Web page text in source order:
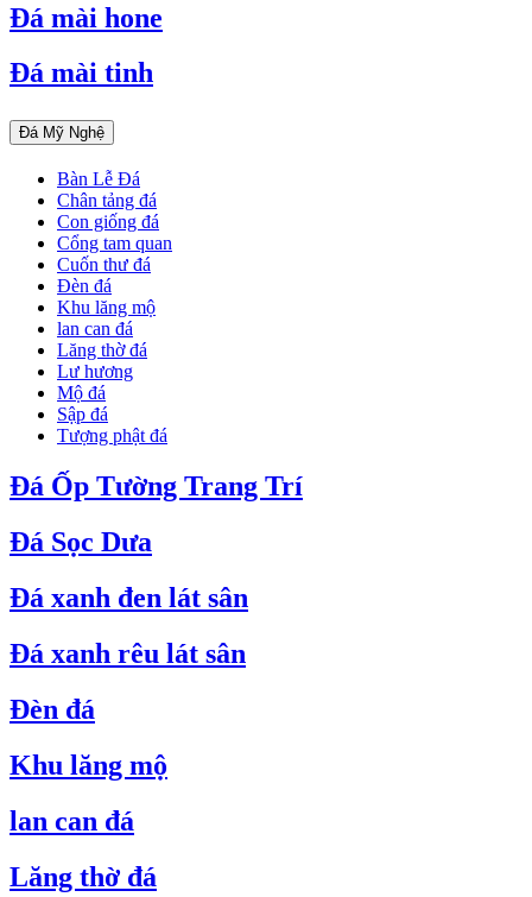
Đá mài hone
Đá mài tinh
Đá Mỹ Nghệ
Bàn Lễ Đá
Chân tảng đá
Con giống đá
Cổng tam quan
Cuốn thư đá
Đèn đá
Khu lăng mộ
lan can đá
Lăng thờ đá
Lư hương
Mộ đá
Sập đá
Tượng phật đá
Đá Ốp Tường Trang Trí
Đá Sọc Dưa
Đá xanh đen lát sân
Đá xanh rêu lát sân
Đèn đá
Khu lăng mộ
lan can đá
Lăng thờ đá